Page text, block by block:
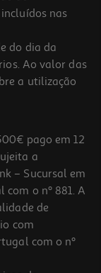
nas
do dia da
Ao valor das
a utilização
pago em 12
a
– Sucursal em
o nº 881. A
de
com
com o nº